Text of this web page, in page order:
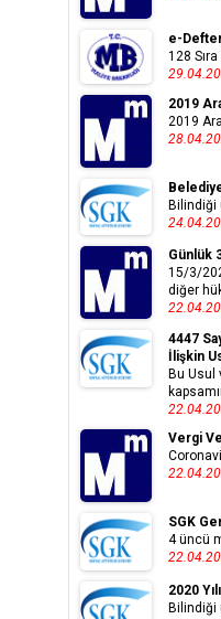
e-
128
2019
2019
Bilindiği
Günlük
15/3/
diğer
4447
İlişkin
Bu Usul
Vergi
SGK
4 üncü
2020
Bilindiği